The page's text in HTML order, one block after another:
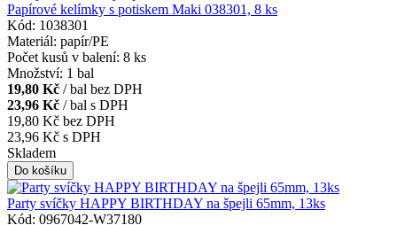
Papírové kelímky s potiskem Maki 038301, 8 ks
Kód: 1038301
Materiál: papír/PE
Počet kusů v balení: 8 ks
Množství: 1 bal
19,80 Kč / bal bez DPH
23,96 Kč / bal s DPH
19,80 Kč bez DPH
23,96 Kč s DPH
Skladem
Party svíčky HAPPY BIRTHDAY na špejli 65mm, 13ks
Kód: 0967042-W37180